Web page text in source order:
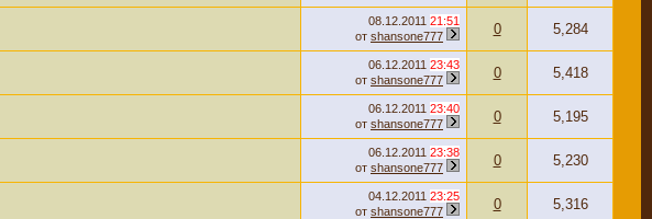
08.12.2011 21:51
от shansone777 0 5,284
06.12.2011 23:43
от shansone777 0 5,418
06.12.2011 23:40
от shansone777 0 5,195
06.12.2011 23:38
от shansone777 0 5,230
04.12.2011 23:25
от shansone777 0 5,316